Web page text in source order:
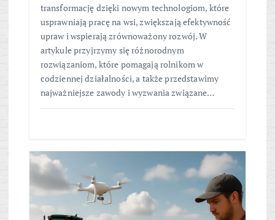
transformację dzięki nowym technologiom, które
usprawniają pracę na wsi, zwiększają efektywność
upraw i wspierają zrównoważony rozwój. W
artykule przyjrzymy się różnorodnym
rozwiązaniom, które pomagają rolnikom w
codziennej działalności, a także przedstawimy
najważniejsze zawody i wyzwania związane…